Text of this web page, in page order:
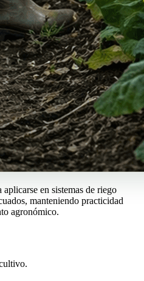
en sistemas de riego
manteniendo practicidad
agronómico.